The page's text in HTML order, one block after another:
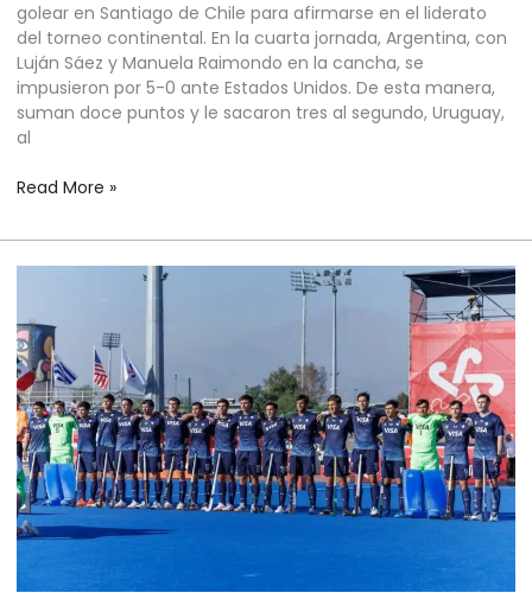
golear en Santiago de Chile para afirmarse en el liderato
del torneo continental. En la cuarta jornada, Argentina, con
Luján Sáez y Manuela Raimondo en la cancha, se
impusieron por 5-0 ante Estados Unidos. De esta manera,
suman doce puntos y le sacaron tres al segundo, Uruguay,
al
Read More »
CÉSPED
MASCULINO
–
COPA
PANAMERICANA
JUNIOR
CHILE
2026